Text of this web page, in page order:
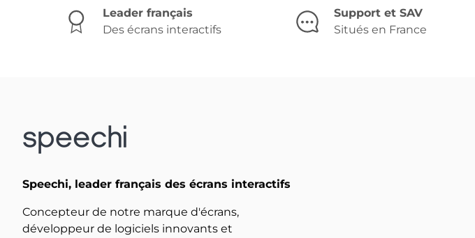
Leader français
Des écrans interactifs
Support et SAV
Situés en France
Speechi, leader français des écrans interactifs
Concepteur de notre marque d'écrans,
développeur de logiciels innovants et